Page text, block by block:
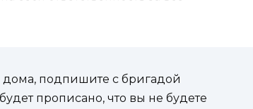
дома, подпишите с бригадой
прописано, что вы не будете